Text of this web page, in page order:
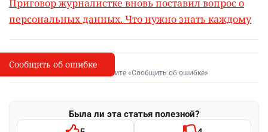
Приговор журналистке вновь поставил вопрос о
персональных данных. Что нужно знать каждому
I
Сообщить об опечатке
Выделите фрагмент и нажмите «Сообщить об ошибке»
Была ли эта статья полезной?
Сообщить об ошибке